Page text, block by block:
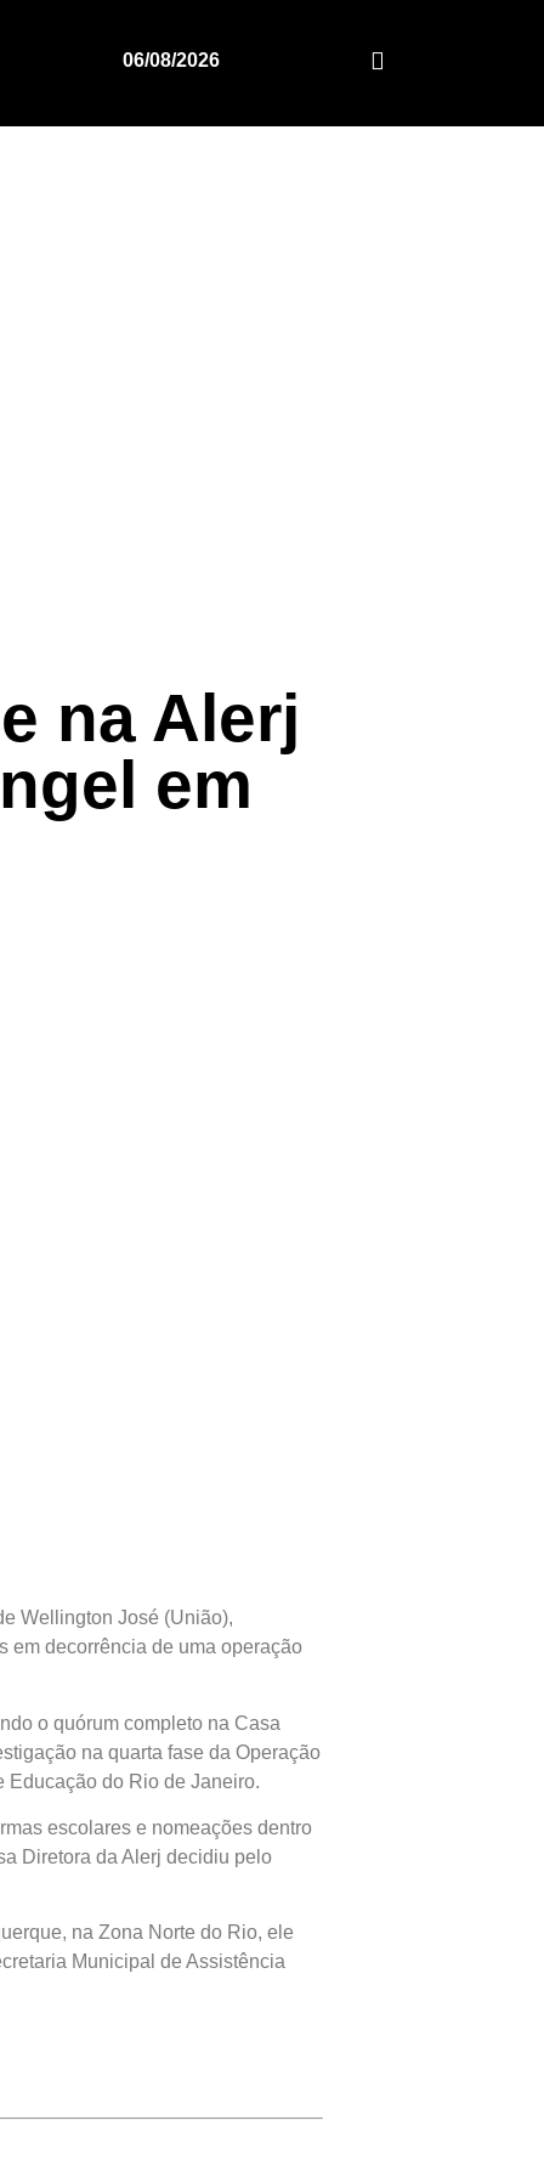
06/08/2026
na Alerj
em
Wellington José (União),
em decorrência de uma operação
o quórum completo na Casa
na quarta fase da Operação
Educação do Rio de Janeiro.
escolares e nomeações dentro
Diretora da Alerj decidiu pelo
na Zona Norte do Rio, ele
Municipal de Assistência